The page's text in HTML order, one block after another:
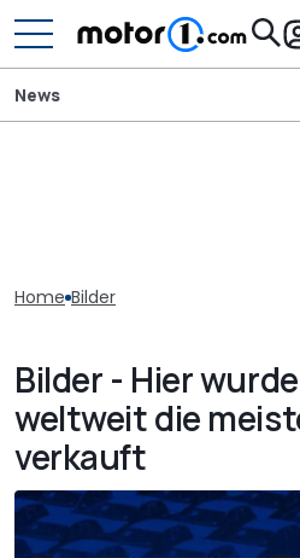
News
Home Bilder
Bilder - Hier
weltweit die
verkauft